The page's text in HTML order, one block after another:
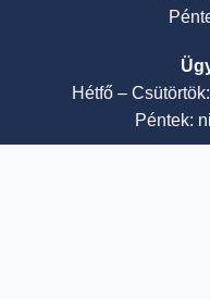
Hétfő –
Péntek: